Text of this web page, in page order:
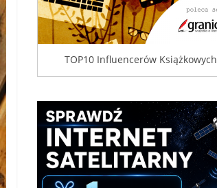
TOP10 Influencerów Książkowych